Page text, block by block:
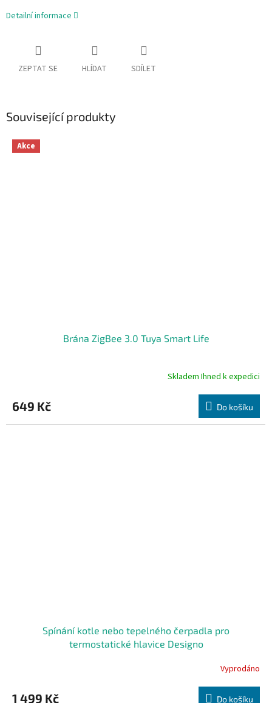
Detailní informace
ZEPTAT SE HLÍDAT SDÍLET
Související produkty
Akce
Brána ZigBee 3.0 Tuya Smart Life
produktu
je
4,7
Skladem Ihned k expedici
649 Kč Do košíku
Spínání kotle nebo tepelného čerpadla pro
termostatické hlavice Designo
produktu
Vyprodáno
1 499 Kč Do košíku